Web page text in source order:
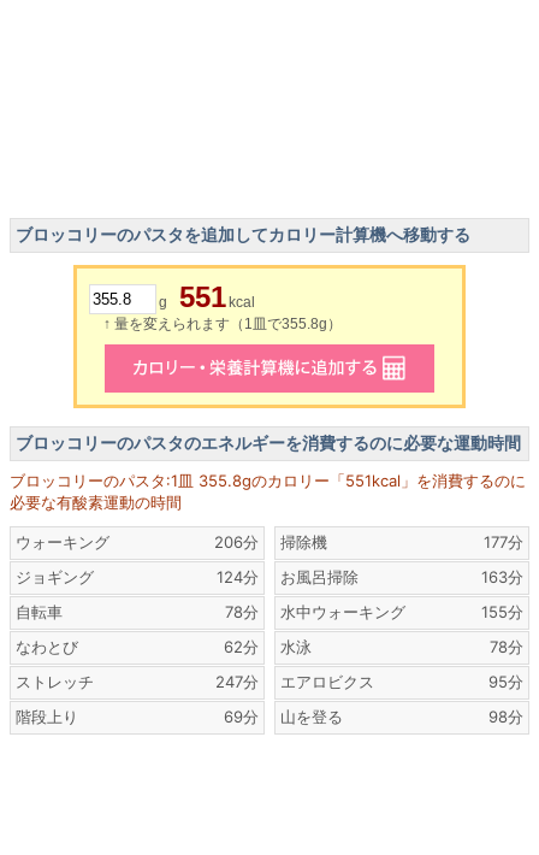
ブロッコリーのパスタを追加してカロリー計算機へ移動する
g 551 kcal
↑ 量を変えられます（1皿で355.8g）
ブロッコリーのパスタのエネルギーを消費するのに必要な運動時間
ブロッコリーのパスタ:1皿 355.8gのカロリー「551kcal」を消費するのに
必要な有酸素運動の時間
ウォーキング
206分
ジョギング
124分
自転車
78分
なわとび
62分
ストレッチ
247分
階段上り
69分
掃除機
177分
お風呂掃除
163分
水中ウォーキング
155分
水泳
78分
エアロビクス
95分
山を登る
98分